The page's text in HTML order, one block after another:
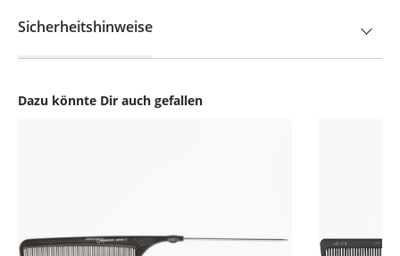
Dazu könnte Dir auch gefallen
Sicherheitshinweise